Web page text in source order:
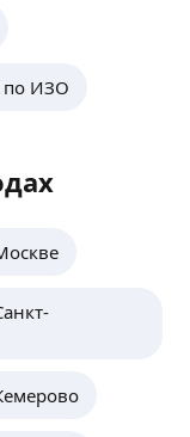
по ИЗО